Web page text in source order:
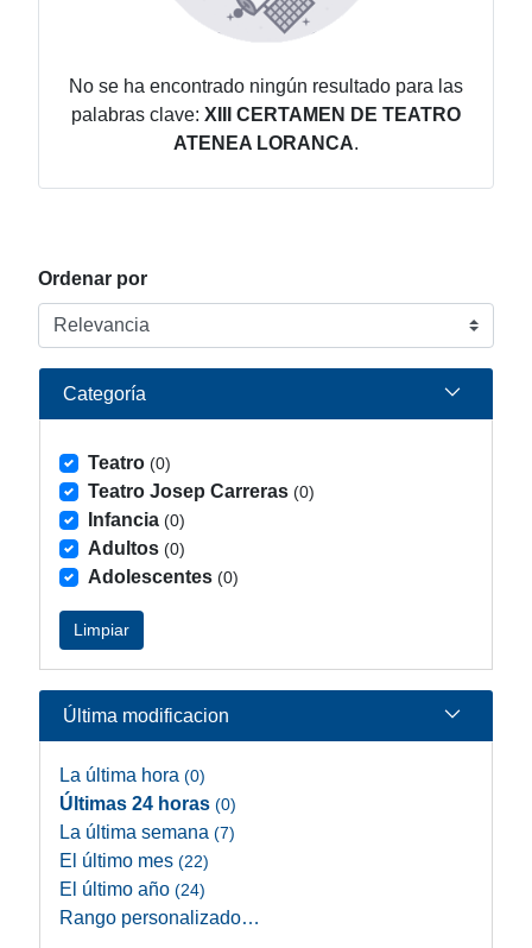
Ordenar por
Categoría
Teatro (0)
Teatro Josep Carreras (0)
Infancia (0)
Adultos (0)
Adolescentes (0)
Limpiar
Última modificacion
La última hora (0)
Últimas 24 horas (0)
La última semana (7)
El último mes (22)
El último año (24)
Rango personalizado…
No se ha encontrado ningún resultado para las
palabras clave: XIII CERTAMEN DE TEATRO
ATENEA LORANCA.